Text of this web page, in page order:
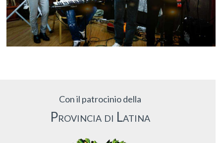
Con il patrocinio della
Provincia di Latina